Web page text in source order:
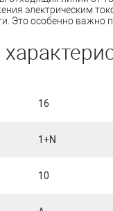
электрическим
Это особенно важно
16
1+N
10